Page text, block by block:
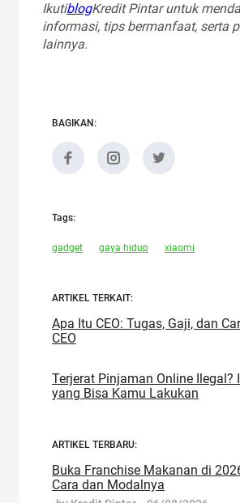
IkutiblogKredit Pintar untuk
informasi, tips bermanfaat, serta
lainnya.
BAGIKAN:
Tags:
gadget gaya hidup xiaomi
ARTIKEL TERKAIT:
Apa Itu CEO: Tugas, Gaji, dan
CEO
Terjerat Pinjaman Online Ilegal?
yang Bisa Kamu Lakukan
ARTIKEL TERBARU:
Buka Franchise Makanan di
Cara dan Modalnya